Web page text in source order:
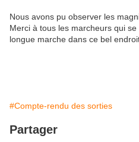
Nous avons pu observer les
Merci à tous les marcheurs qui
longue marche dans ce bel
#Compte-rendu des sorties
Partager